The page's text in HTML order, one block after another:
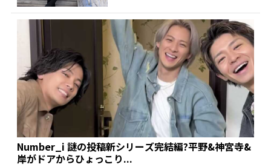
Number_i 謎の投稿新シリーズ完結編?平野&神宮寺&
岸がドアからひょっこり...